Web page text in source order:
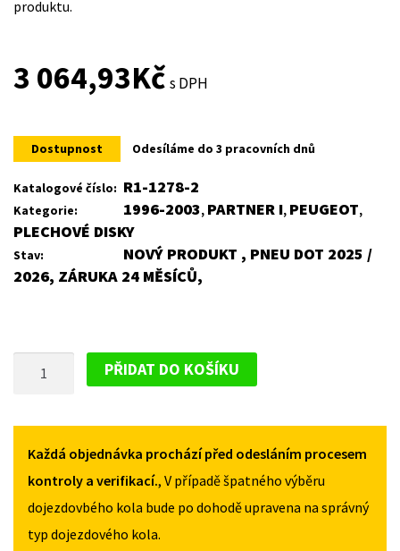
produktu.
3 064,93Kč s DPH
Dostupnost Odesíláme do 3 pracovních dnů
Katalogové číslo: R1-1278-2
Kategorie: 1996-2003, PARTNER I, PEUGEOT,
PLECHOVÉ DISKY
Stav:
NOVÝ PRODUKT , PNEU DOT 2025 /
2026, ZÁRUKA 24 MĚSÍCŮ,
DISK
PEUGEOT
PARTNER
2003
MNOŽSTVÍ
PŘIDAT DO KOŠÍKU
Každá objednávka prochází před odesláním procesem
kontroly a verifikací., V případě špatného výběru
dojezdovbého kola bude po dohodě upravena na správný
typ dojezdového kola.